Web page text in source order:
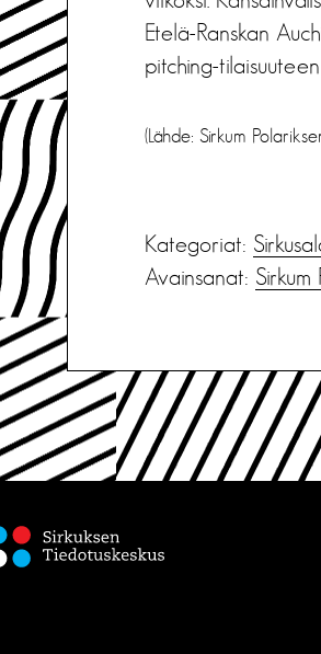
Etelä-Ranskan
pitching-
(Lähde: Sirkum
Kategoriat:
Avainsanat: Sirkum